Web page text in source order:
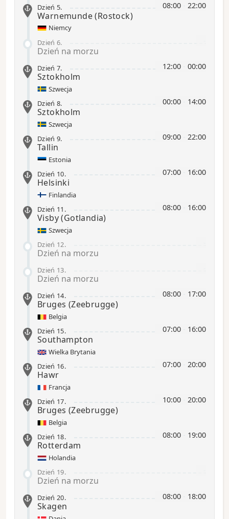
08:00 22:00
Dzień 5.
Warnemunde(Rostock)
Niemcy
Dzień 6.
Dzień na morzu
12:00 00:00
Dzień 7.
Sztokholm
Szwecja
00:00 14:00
Dzień 8.
Sztokholm
Szwecja
09:00 22:00
Dzień 9.
Tallin
Estonia
07:00 16:00
Dzień 10.
Helsinki
Finlandia
08:00 16:00
Dzień 11 .
Visby(Gotlandia)
Szwecja
Dzień 12.
Dzień na morzu
Dzień 13.
Dzień na morzu
08:00 17:00
Dzień 14.
Bruges (Zeebrugge)
Belgia
07:00 16:00
Dzień 15.
Southampton
Wielka Brytania
07:00 20:00
Dzień 16.
Hawr
Francja
10:00 20:00
Dzień 17.
Bruges (Zeebrugge)
Belgia
08:00 19:00
Dzień 18.
Rotterdam
Holandia
Dzień 19.
Dzień na morzu
08:00 18:00
Dzień 20.
Skagen